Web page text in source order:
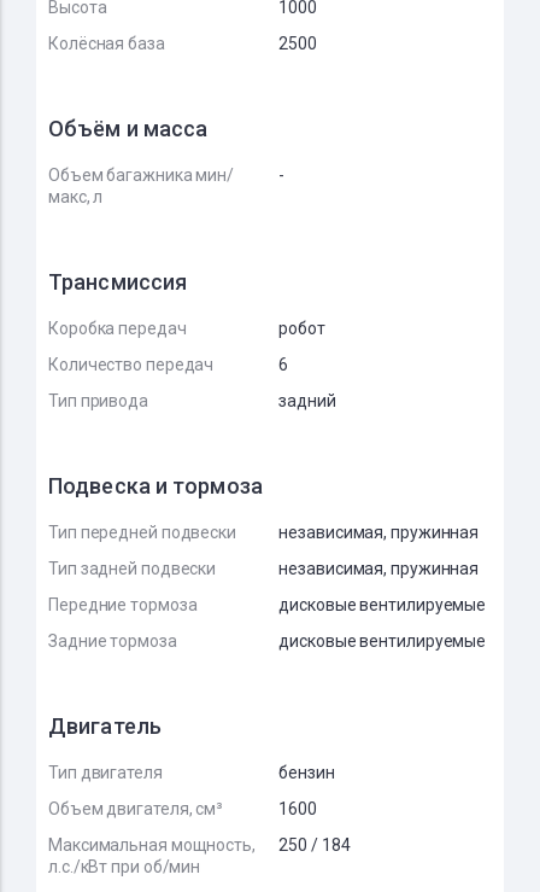
Высота
1000
Колёсная база
2500
Объём и масса
Объем багажника мин/
макс, л
-
Трансмиссия
Коробка передач
робот
Количество передач
6
Тип привода
задний
Подвеска и тормоза
Тип передней подвески
независимая, пружинная
Тип задней подвески
независимая, пружинная
Передние тормоза
дисковые вентилируемые
Задние тормоза
дисковые вентилируемые
Двигатель
Тип двигателя
бензин
Объем двигателя, см³
1600
Максимальная мощность,
л.с./кВт при об/мин
250 / 184